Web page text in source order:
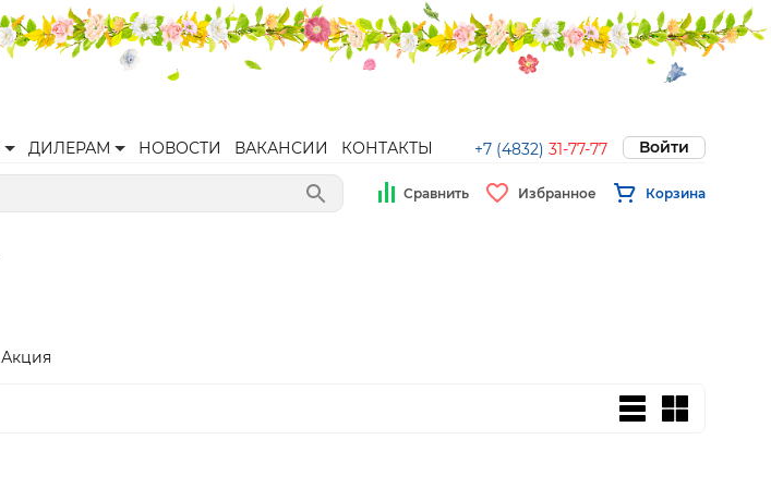
ДИЛЕРАМ НОВОСТИ ВАКАНСИИ КОНТАКТЫ +7 (4832) 31-77-77 Войти
Сравнить Избранное Корзина
Акция